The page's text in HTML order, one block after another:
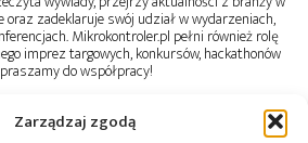
Zarządzaj zgodą
oraz zadeklaruje swój udział w wydarzeniach,
Mikrokontroler.pl pełni również rolę
imprez targowych, konkursów, hackathonów
do współpracy!